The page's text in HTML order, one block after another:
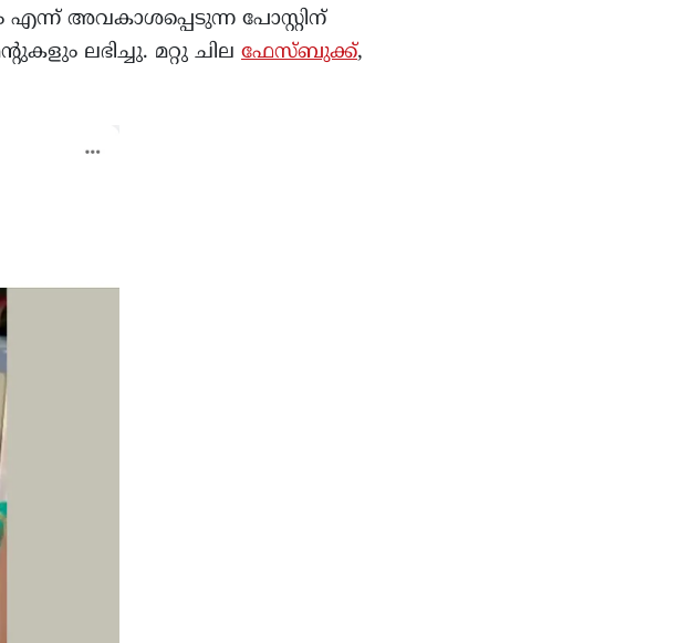
എന്ന് അവകാശപ്പെടുന്ന പോസ്റ്റിന്
ലഭിച്ചു. മറ്റു ചില ഫേസ്ബുക്ക്,